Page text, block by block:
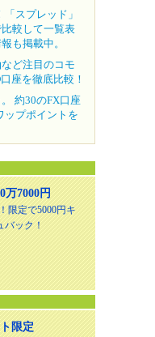
スプレッド」
較して一覧表
も掲載中。
ど注目のコモ
座を徹底比較！
約30のFX口座
ップポイントを
万7000円
限定で5000円キ
バック！
限定